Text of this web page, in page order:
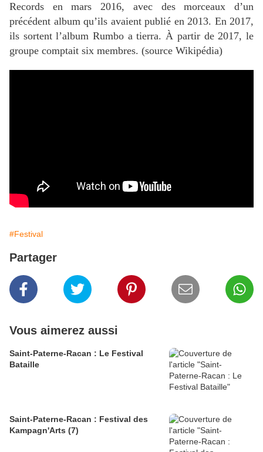
Records en mars 2016, avec des morceaux d’un
précédent album qu’ils avaient publié en 2013. En 2017,
ils sortent l’album Rumbo a tierra. À partir de 2017, le
groupe comptait six membres. (source Wikipédia)
#Festival
Partager
Vous aimerez aussi
Saint-Paterne-Racan : Le Festival
Bataille
Saint-Paterne-Racan : Festival des
Kampagn'Arts (7)